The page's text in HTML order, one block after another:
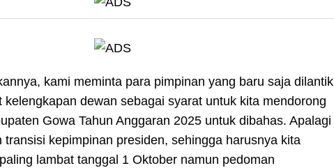
kami meminta para pimpinan yang baru saja dilantik
kelengkapan dewan sebagai syarat untuk kita mendorong
Gowa Tahun Anggaran 2025 untuk dibahas. Apalagi
transisi kepimpinan presiden, sehingga harusnya kita
lambat tanggal 1 Oktober namun pedoman